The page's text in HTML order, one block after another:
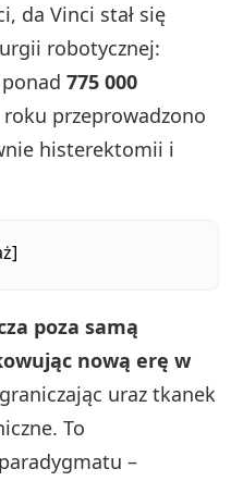
da Vinci stał się
robotycznej:
ponad775 000
przeprowadzono
histerektomii i
poza samą
nową erę w
uraz tkanek
To
–